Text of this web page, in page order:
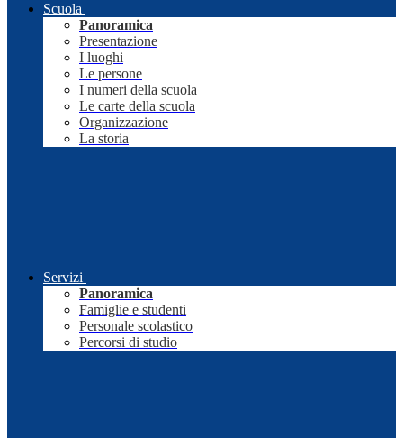
Scuola
Panoramica
Presentazione
I luoghi
Le persone
I numeri della scuola
Le carte della scuola
Organizzazione
La storia
Servizi
Panoramica
Famiglie e studenti
Personale scolastico
Percorsi di studio